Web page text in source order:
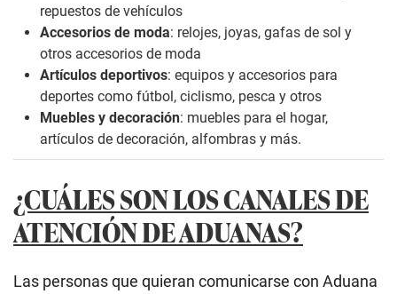
repuestos de vehículos
Accesorios de moda: relojes, joyas, gafas de sol y
otros accesorios de moda
Artículos deportivos: equipos y accesorios para
deportes como fútbol, ciclismo, pesca y otros
Muebles y decoración: muebles para el hogar,
artículos de decoración, alfombras y más.
¿CUÁLES SON LOS CANALES DE
ATENCIÓN DE ADUANAS?
Las personas que quieran comunicarse con Aduana